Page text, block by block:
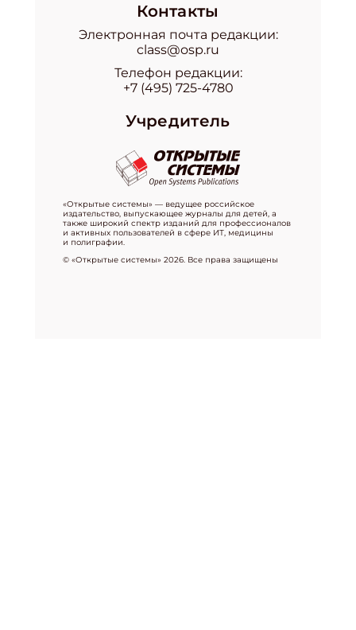
Контакты
Электронная почта редакции:
class@osp.ru
Телефон редакции:
+7 (495) 725-4780
Учредитель
«Открытые системы» — ведущее российское
издательство, выпускающее журналы для детей, а
также широкий спектр изданий для профессионалов
и активных пользователей в сфере ИТ, медицины
и полиграфии.
© «Открытые системы» 2026. Все права защищены